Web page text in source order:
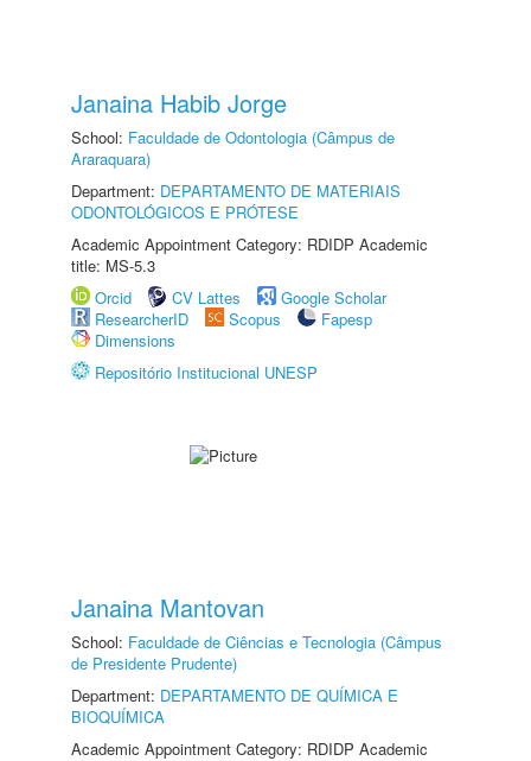
Janaina Habib Jorge
School: Faculdade de Odontologia (Câmpus de
Araraquara)
Department: DEPARTAMENTO DE MATERIAIS
ODONTOLÓGICOS E PRÓTESE
Academic Appointment Category: RDIDP Academic
title: MS-5.3
Orcid
CV Lattes
Google Scholar
ResearcherID
Scopus
Fapesp
Dimensions
Repositório Institucional UNESP
Janaina Mantovan
School: Faculdade de Ciências e Tecnologia (Câmpus
de Presidente Prudente)
Department: DEPARTAMENTO DE QUÍMICA E
BIOQUÍMICA
Academic Appointment Category: RDIDP Academic